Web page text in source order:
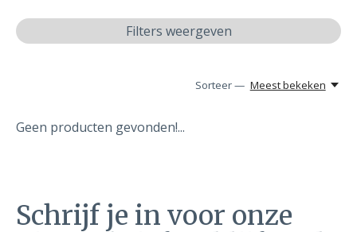
Filters weergeven
Sorteer — Meest bekeken
Geen producten gevonden!...
Schrijf je in voor onze